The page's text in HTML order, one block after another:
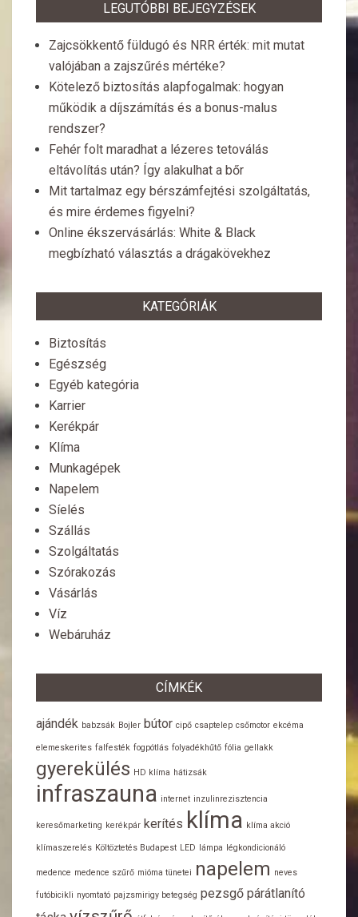
LEGUTÓBBI BEJEGYZÉSEK
Zajcsökkentő füldugó és NRR érték: mit mutat
valójában a zajszűrés mértéke?
Kötelező biztosítás alapfogalmak: hogyan
működik a díjszámítás és a bonus-malus
rendszer?
Fehér folt maradhat a lézeres tetoválás
eltávolítás után? Így alakulhat a bőr
Mit tartalmaz egy bérszámfejtési szolgáltatás,
és mire érdemes figyelni?
Online ékszervásárlás: White & Black
megbízható választás a drágakövekhez
KATEGÓRIÁK
Biztosítás
Egészség
Egyéb kategória
Karrier
Kerékpár
Klíma
Munkagépek
Napelem
Síelés
Szállás
Szolgáltatás
Szórakozás
Vásárlás
Víz
Webáruház
CÍMKÉK
ajándék babzsák Bojler bútor cipő csaptelep csőmotor ekcéma
elemeskerites falfesték fogpótlás folyadékhűtő fólia gellakk
gyerekülés HD klíma hátizsák
infraszauna internet inzulinrezisztencia
keresőmarketing kerékpár kerítés klíma klíma akció
klímaszerelés Költöztetés Budapest LED lámpa légkondicionáló
medence medence szűrő mióma tünetei napelem neves
futóbicikli nyomtató pajzsmirigy betegség pezsgő párátlanító